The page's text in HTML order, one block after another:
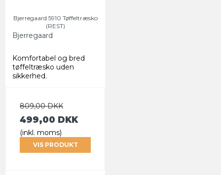
Bjerregaard 5910 Tøffeltræsko
(REST)
Bjerregaard
Komfortabel og bred
tøffeltræsko uden
sikkerhed.
809,00 DKK
499,00 DKK
(inkl. moms)
VIS PRODUKT